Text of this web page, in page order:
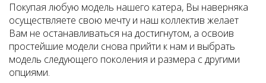
Покупая любую модель нашего катера, Вы наверняка
осуществляете свою мечту и наш коллектив желает
Вам не останавливаться на достигнутом, а освоив
простейшие модели снова прийти к нам и выбрать
модель следующего поколения и размера с другими
опциями.